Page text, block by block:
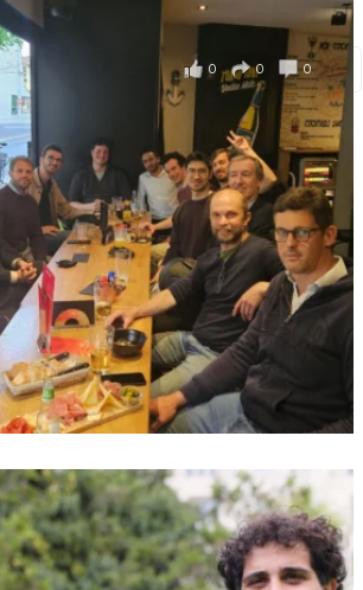
plus Suivre sur Instagram
0 0 0
Se souvenir de moi
Connexion
oublié ?
Mot de passe